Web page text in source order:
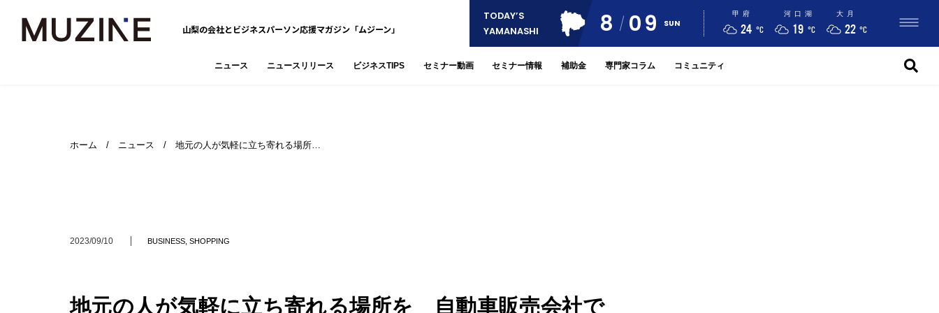
山梨の会社とビジネスパーソン応援マガジン「ムジーン」
TODAY’S
YAMANASHI
8 09 SUN
甲府
24 °C
河口湖
19 °C
大月
22 °C
ニュース ニュースリリース ビジネスTIPS セミナー動画 セミナー情報 補助金 専門家コラム コミュニティ
ホーム / ニュース / 地元の人が気軽に立ち寄れる場所…
2023/09/10 BUSINESS SHOPPING
地元の人が気軽に立ち寄れる場所を 自動車販売会社で